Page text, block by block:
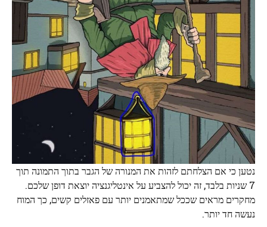
נטען כי אם הצלחתם לזהות את המנורה של הגבר בתוך התמונה תוך
7 שניות בלבד, זה יכול להצביע על אינטליגנציה יוצאת דופן שלכם.
מחקרים מראים שככל שמתאמנים יותר עם פאזלים קשים, כך המוח
נעשה חד יותר.